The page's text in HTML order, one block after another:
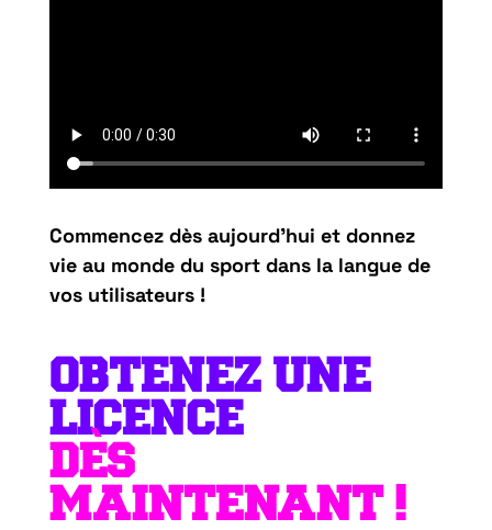
Commencez dès aujourd’hui et donnez
vie au monde du sport dans la langue de
vos utilisateurs !
OBTENEZ UNE
LICENCE
DÈS
MAINTENANT !